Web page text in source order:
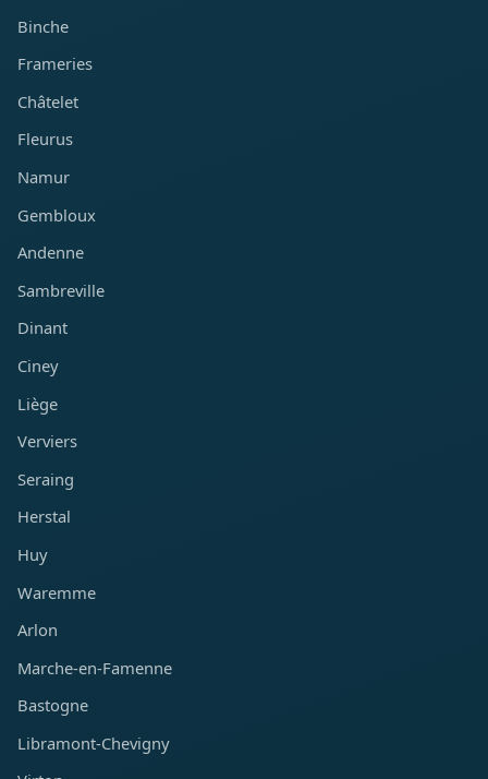
Binche
Frameries
Châtelet
Fleurus
Namur
Gembloux
Andenne
Sambreville
Dinant
Ciney
Liège
Verviers
Seraing
Herstal
Huy
Waremme
Arlon
Marche-en-Famenne
Bastogne
Libramont-Chevigny